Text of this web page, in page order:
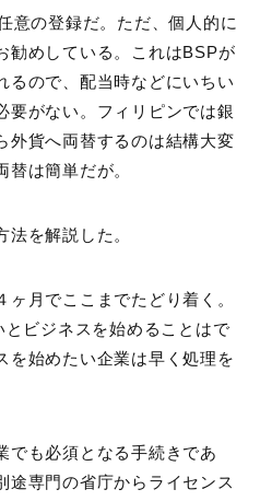
意の登録だ。ただ、個人的に
勧めしている。これはBSPが
るので、配当時などにいちい
要がない。フィリピンでは銀
外貨へ両替するのは結構大変
は簡単だが。
を解説した。
月でここまでたどり着く。
ビジネスを始めることはで
を始めたい企業は早く処理を
でも必須となる手続きであ
途専門の省庁からライセンス